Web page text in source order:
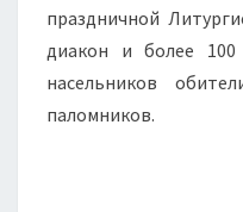
праздничной
диакон и более
насельников
паломников.